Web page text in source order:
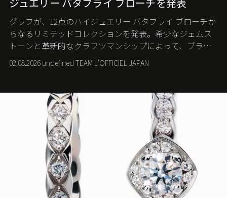
ジュエリー バタフライ ブローチを発表
グラフが、12点のハイジュエリー バタフライ ブローチか
らなるリミテッドコレクションを発表。希少なジェムス
トーンと革新的なクラフツマンシップによって、ブラン
ドを象徴するバタフライに新たな生命を吹き込む。
02.08.2026 undefined TEAM L'OFFICIEL JAPAN